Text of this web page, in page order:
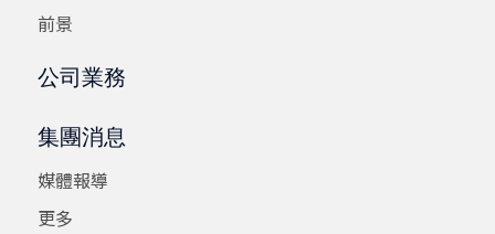
前景
公司業務
集團消息
媒體報導
更多